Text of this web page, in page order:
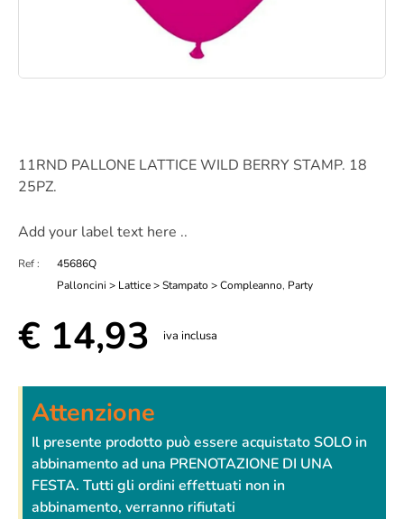
11RND PALLONE LATTICE WILD BERRY STAMP. 18
25PZ.
Add your label text here ..
Ref :
45686Q
Palloncini > Lattice > Stampato > Compleanno, Party
€ 14,93 iva inclusa
Attenzione
Il presente prodotto può essere acquistato SOLO in
abbinamento ad una PRENOTAZIONE DI UNA
FESTA. Tutti gli ordini effettuati non in
abbinamento, verranno rifiutati